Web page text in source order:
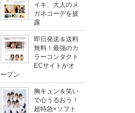
イキ、大人のメ
ガネコーデを披
露
即日発送＆送料
無料！最強のカ
ラーコンタクト
ECサイトがオ
ープン
胸キュン＆笑い
で心うるおう！
超特急×ソフト